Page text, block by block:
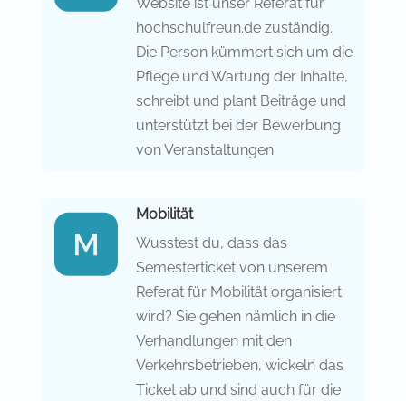
hochschulfreun.de zuständig.
Die Person kümmert sich um die
Pflege und Wartung der Inhalte,
schreibt und plant Beiträge und
unterstützt bei der Bewerbung
von Veranstaltungen.
Mobilität
Wusstest du, dass das
Semesterticket von unserem
Referat für Mobilität organisiert
wird? Sie gehen nämlich in die
Verhandlungen mit den
Verkehrsbetrieben, wickeln das
Ticket ab und sind auch für die